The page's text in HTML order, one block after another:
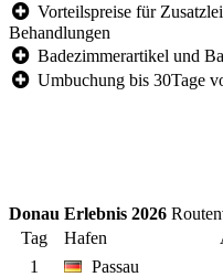
Vorteilspreise für
Behandlungen
Badezimmerartikel und
Umbuchung bis 30Tage
Donau Erlebnis 2026
Tag
Hafen
1
Passau